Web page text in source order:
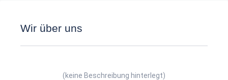
Wir über uns
(keine Beschreibung hinterlegt)